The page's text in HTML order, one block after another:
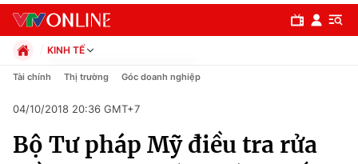
Chuyên mục
KINH TẾ
Chính trị
Pháp luật
Kinh tế
Thể thao
Tài chính Thị trường Góc doanh nghiệp
04/10/2018 20:36 GMT+7
Bộ Tư pháp Mỹ điều tra rửa